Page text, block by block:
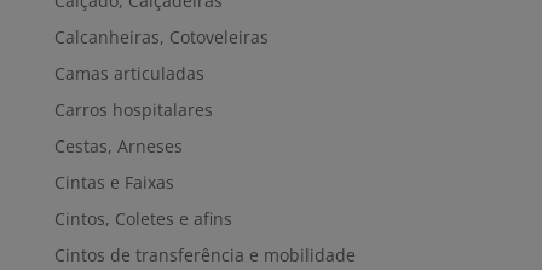
Calcanheiras, Cotoveleiras
Camas articuladas
Carros hospitalares
Cestas, Arneses
Cintas e Faixas
Cintos, Coletes e afins
Cintos de transferência e mobilidade